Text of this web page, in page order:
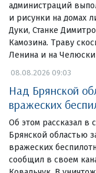
администраций
и рисунки на домах
Дуки, Станке
Камозина. Траву
Ленина и на
08.08.2026 09:03
Над Брянской
вражеских
Об этом рассказал в
Брянской областью
вражеских
сообщил в своем